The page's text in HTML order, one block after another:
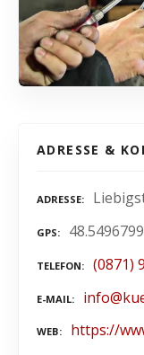
ADRESSE &
ADRESSE
GPS
TELEFON (0871)
E-MAIL
WEB https://